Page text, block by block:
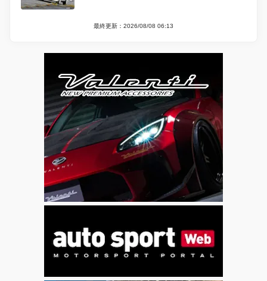
最終更新：2026/08/08 06:13